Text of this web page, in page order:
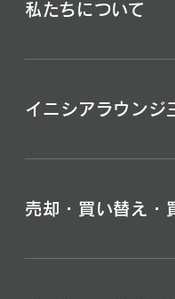
私たちについて
イニシアラウンジ
売却・買い替え・